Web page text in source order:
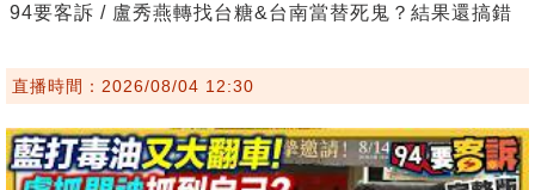
94要客訴 / 盧秀燕轉找台糖&台南當替死鬼？結果還搞錯
直播時間：2026/08/04 12:30